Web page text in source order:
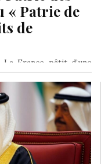
« Patrie de
de
France pâtit d’une
républicain (Liberté,